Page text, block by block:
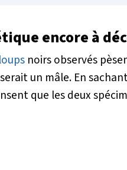
encore à
loups noirs observés
serait un mâle. En
que les deux